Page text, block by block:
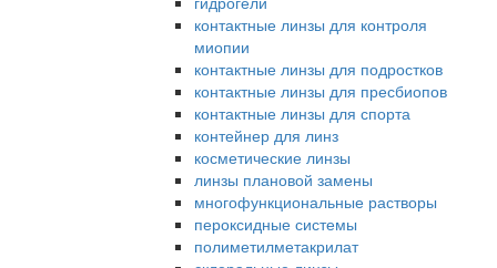
контактные линзы для контроля
миопии
контактные линзы для подростков
контактные линзы для пресбиопов
контактные линзы для спорта
контейнер для линз
косметические линзы
линзы плановой замены
многофункциональные растворы
пероксидные системы
полиметилметакрилат